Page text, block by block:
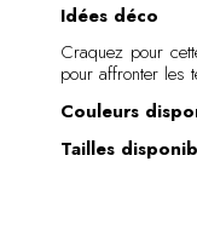
Idées déco
Craquez pour
pour affronter les
Couleurs
Tailles